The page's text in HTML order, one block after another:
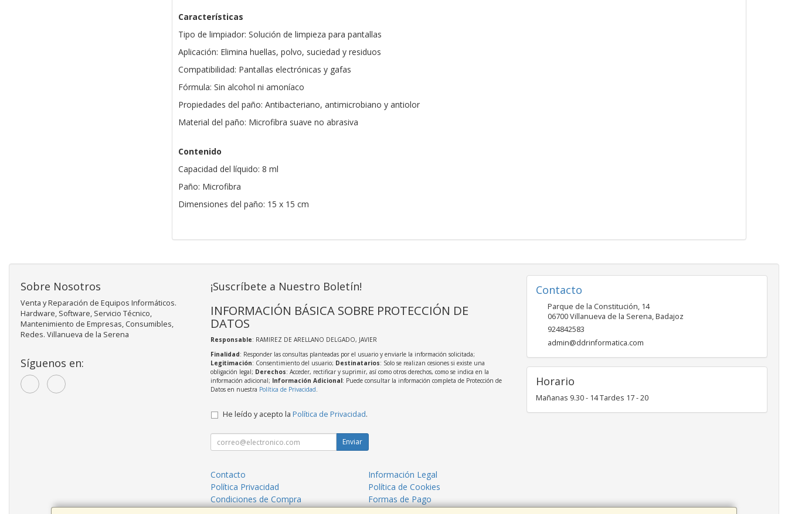
Características
Tipo de limpiador: Solución de limpieza para pantallas
Aplicación: Elimina huellas, polvo, suciedad y residuos
Compatibilidad: Pantallas electrónicas y gafas
Fórmula: Sin alcohol ni amoníaco
Propiedades del paño: Antibacteriano, antimicrobiano y antiolor
Material del paño: Microfibra suave no abrasiva
Contenido
Capacidad del líquido: 8 ml
Paño: Microfibra
Dimensiones del paño: 15 x 15 cm
Sobre Nosotros
Venta y Reparación de Equipos Informáticos.
Hardware, Software, Servicio Técnico,
Mantenimiento de Empresas, Consumibles,
Redes. Villanueva de la Serena
Síguenos en:
¡Suscríbete a Nuestro Boletín!
INFORMACIÓN BÁSICA SOBRE PROTECCIÓN DE
DATOS
Responsable: RAMIREZ DE ARELLANO DELGADO, JAVIER
Finalidad: Responder las consultas planteadas por el usuario y enviarle la información solicitada;
Legitimación: Consentimiento del usuario; Destinatarios: Solo se realizan cesiones si existe una
obligación legal; Derechos: Acceder, rectificar y suprimir, así como otros derechos, como se indica en la
información adicional; Información Adicional: Puede consultar la información completa de Protección de
Datos en nuestra Política de Privacidad.
He leído y acepto la Política de Privacidad.
Enviar
Contacto
Información Legal
Política Privacidad
Política de Cookies
Condiciones de Compra
Formas de Pago
Contacto
Parque de la Constitución, 14
06700Villanueva de la Serena,Badajoz
924842583
admin@ddrinformatica.com
Horario
Mañanas 9.30 - 14 Tardes 17 - 20